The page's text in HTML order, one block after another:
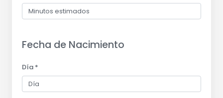
Fecha de Nacimiento
Día *